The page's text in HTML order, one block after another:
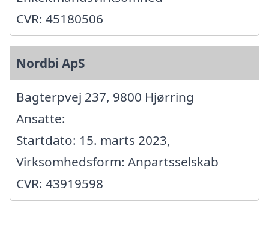
CVR: 45180506
Nordbi ApS
Bagterpvej 237, 9800 Hjørring
Ansatte:
Startdato: 15. marts 2023,
Virksomhedsform: Anpartsselskab
CVR: 43919598